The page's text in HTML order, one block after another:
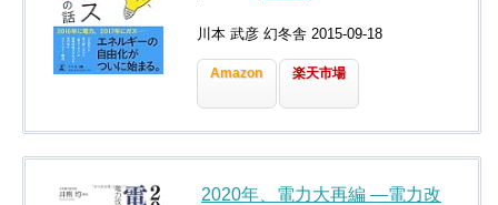
川本 武彦 幻冬舎 2015-09-18
Amazon 楽天市場
2020年、電力大再編 ―電力改